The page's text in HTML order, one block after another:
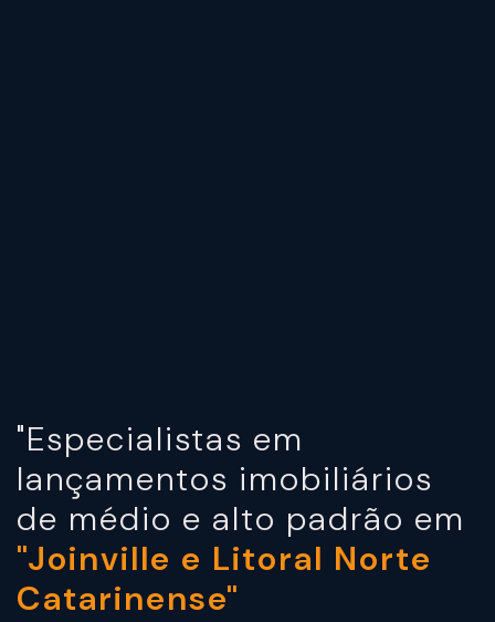
"Especialistas em
lançamentos imobiliários
de médio e alto padrão em
"Joinville e Litoral Norte
Catarinense"